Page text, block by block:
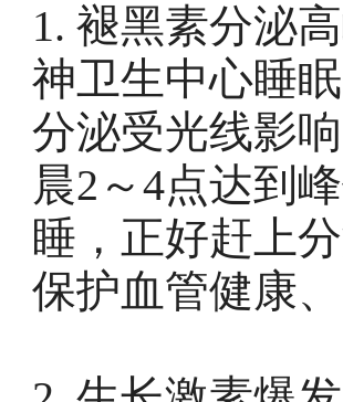
1. 褪黑素分泌
神卫生中心睡
分泌受光线影
晨2～4点达到
睡，正好赶上
保护血管健康